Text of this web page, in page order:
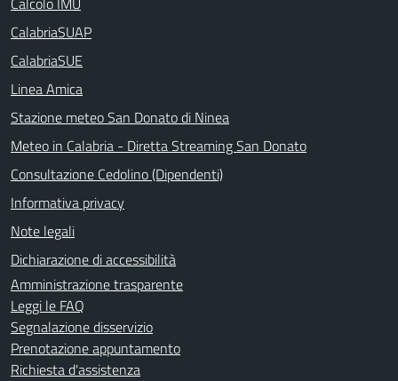
CalabriaSUAP
CalabriaSUE
Linea Amica
Stazione meteo San Donato di Ninea
Meteo in Calabria - Diretta Streaming San Donato
Consultazione Cedolino (Dipendenti)
Informativa privacy
Note legali
Dichiarazione di accessibilità
Amministrazione trasparente
Leggi le FAQ
Segnalazione disservizio
Prenotazione appuntamento
Richiesta d'assistenza